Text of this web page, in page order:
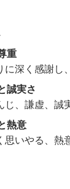
重
に深く感謝し
誠実さ
じ、謙虚、誠
熱意
思いやる、熱